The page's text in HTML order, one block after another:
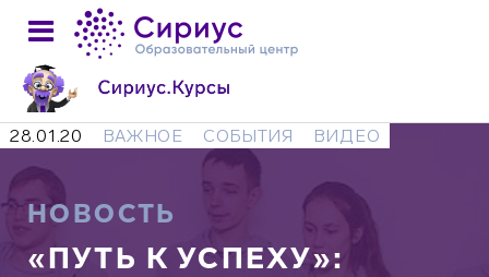
28.01.20 ВАЖНОЕ СОБЫТИЯ ВИДЕО
НОВОСТЬ
«ПУТЬ К УСПЕХУ»: